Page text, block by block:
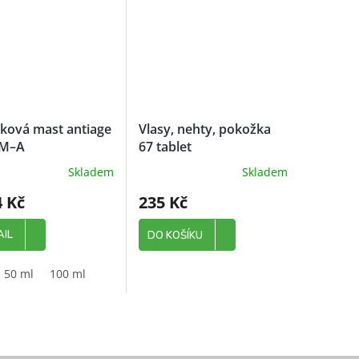
mast antiage
Skladem
Kč
50 ml 100 ml
Vlasy, nehty, pokožka
67 tablet
Skladem
235 Kč
DO KOŠÍKU